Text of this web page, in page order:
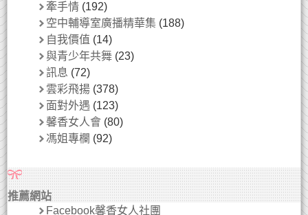
牽手情 (192)
空中輔導室廣播精華集 (188)
自我價值 (14)
與青少年共舞 (23)
訊息 (72)
雲彩飛揚 (378)
面對外遇 (123)
馨香女人會 (80)
馮姐專欄 (92)
推薦網站
Facebook馨香女人社團